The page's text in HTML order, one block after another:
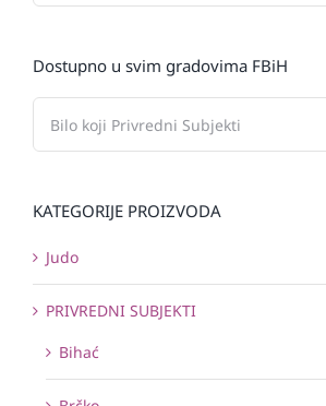
Dostupno u svim gradovima FBiH
KATEGORIJE PROIZVODA
Judo
PRIVREDNI SUBJEKTI
Bihać